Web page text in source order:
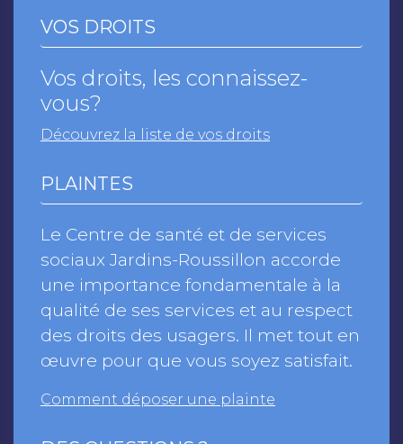
VOS DROITS
Vos droits, les connaissez-
vous?
Découvrez la liste de vos droits
PLAINTES
Le Centre de santé et de services
sociaux Jardins-Roussillon accorde
une importance fondamentale à la
qualité de ses services et au respect
des droits des usagers. Il met tout en
œuvre pour que vous soyez satisfait.
Comment déposer une plainte